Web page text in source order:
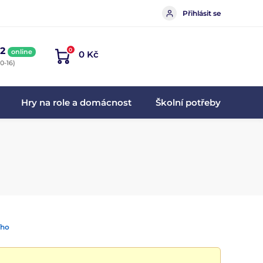
Přihlásit se
online
16)
0 0 Kč
Hry na role a domácnost Školní potřeby